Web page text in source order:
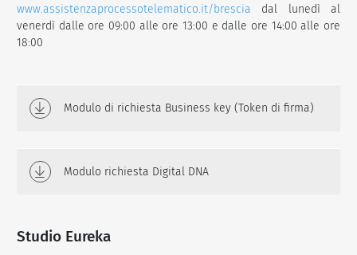
www.assistenzaprocessotelematico.it/brescia dal lunedì al
venerdì dalle ore 09:00 alle ore 13:00 e dalle ore 14:00 alle ore
18:00
Modulo di richiesta Business key (Token di firma)
Modulo richiesta Digital DNA
Studio Eureka